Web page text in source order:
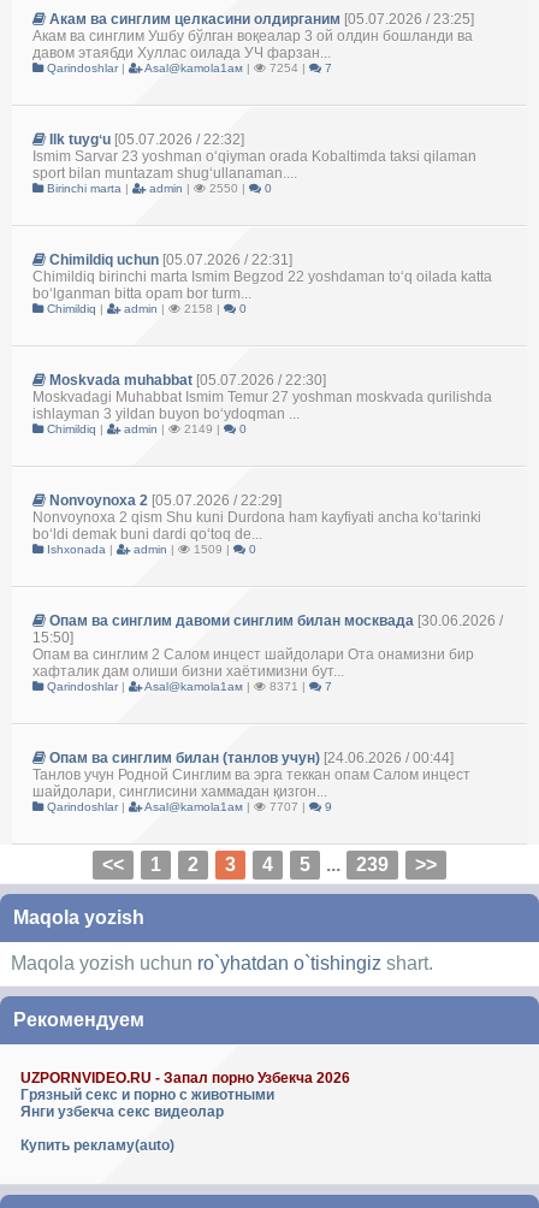
Акам ва синглим целкасини олдирганим [05.07.2026 / 23:25]
Акам ва синглим Ушбу бўлган воқеалар 3 ой олдин бошланди ва
давом этаябди Хуллас оилада УЧ фарзан...
Qarindoshlar| Asal@kamola1ам | 7254 | 7
Ilk tuygʻu [05.07.2026 / 22:32]
Ismim Sarvar 23 yoshman oʻqiyman orada Kobaltimda taksi qilaman
sport bilan muntazam shugʻullanaman....
Birinchi marta | admin | 2550 | 0
Chimildiq uchun [05.07.2026 / 22:31]
Chimildiq birinchi marta Ismim Begzod 22 yoshdaman toʻq oilada katta
boʻlganman bitta opam bor turm...
Chimildiq | admin | 2158 | 0
Moskvada muhabbat [05.07.2026 / 22:30]
Moskvadagi Muhabbat Ismim Temur 27 yoshman moskvada qurilishda
ishlayman 3 yildan buyon boʻydoqman ...
Chimildiq | admin | 2149 | 0
Nonvoynoxa 2 [05.07.2026 / 22:29]
Nonvoynoxa 2 qism Shu kuni Durdona ham kayfiyati ancha koʻtarinki
boʻldi demak buni dardi qoʻtoq de...
Ishxonada | admin | 1509 | 0
Опам ва синглим давоми синглим билан москвада [30.06.2026 /
15:50]
Опам ва синглим 2 Салом инцест шайдолари Ота онамизни бир
хафталик дам олиши бизни хаётимизни бут...
Qarindoshlar| Asal@kamola1ам | 8371 | 7
Опам ва синглим билан (танлов учун) [24.06.2026 / 00:44]
Танлов учун Родной Синглим ва эрга теккан опам Салом инцест
шайдолари, синглисини хаммадан қизгон...
Qarindoshlar| Asal@kamola1ам | 7707 | 9
<< 1 2 3 4 5 ... 239 >>
Maqola yozish
Maqola yozish uchun ro`yhatdan o`tishingiz shart.
Рекомендуем
UZPORNVIDEO.RU - Запал порно Узбекча 2026
Грязный секс и порно с животными
Янги узбекча секс видеолар
Купить рекламу(auto)